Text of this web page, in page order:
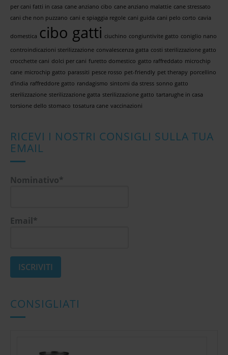
per cani fatti in casa cane anziano cibo cane anziano malattie cane stressato
cani che non puzzano cani e spiaggia regole cani guida cani pelo corto cavia
domestica cibo gatti ciuchino congiuntivite gatto coniglio nano
controindicazioni sterilizzazione convalescenza gatta costi sterilizzazione gatto
crocchette cani dolci per cani furetto domestico gatto raffreddato microchip
cane microchip gatto parassiti pesce rosso pet-friendly pet therapy porcellino
d'india raffreddore gatto randagismo sintomi da stress sonno gatto
sterilizzazione sterilizzazione gatta sterilizzazione gatto tartarughe in casa
torsione dello stomaco tosatura cane vaccinazioni
RICEVI I NOSTRI CONSIGLI SULLA TUA
EMAIL
Nominativo*
Email*
CONSIGLIATI